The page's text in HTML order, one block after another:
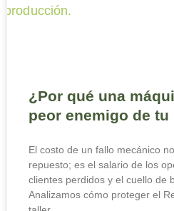
¿Por qué una
peor enemigo de tu
El costo de un fallo mecánico
repuesto; es el salario de los
clientes perdidos y el cuello de
Analizamos cómo proteger el